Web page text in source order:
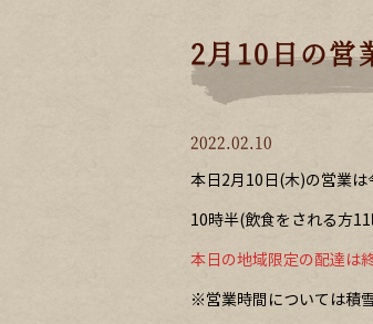
2月10日の営
2022.02.10
本日2月10日(木)の営業は
10時半(飲食をされる方
本日の地域限定の配達は
※営業時間については積